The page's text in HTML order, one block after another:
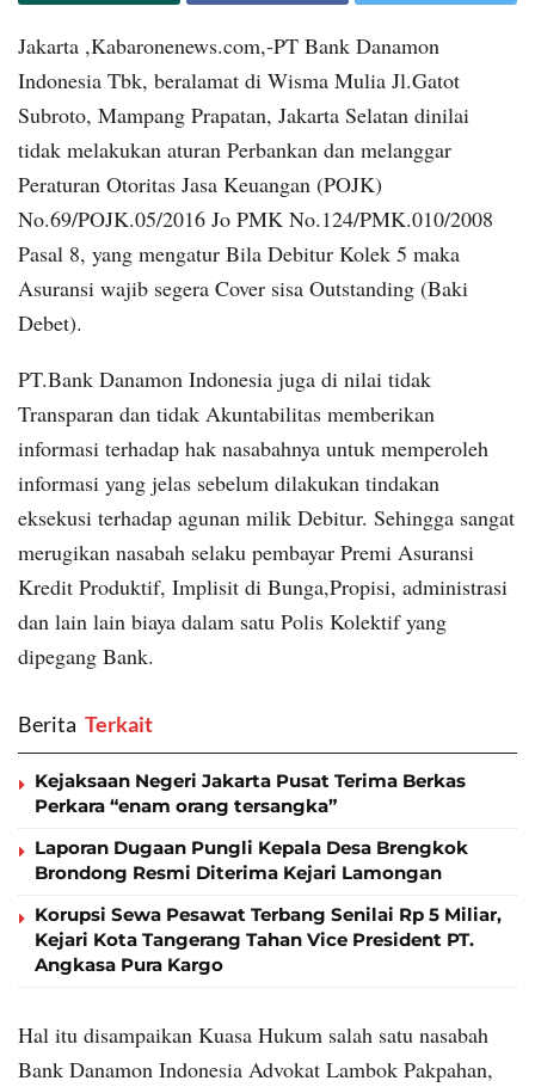
Jakarta ,Kabaronenews.com,-PT Bank Danamon
Indonesia Tbk, beralamat di Wisma Mulia Jl.Gatot
Subroto, Mampang Prapatan, Jakarta Selatan dinilai
tidak melakukan aturan Perbankan dan melanggar
Peraturan Otoritas Jasa Keuangan (POJK)
No.69/POJK.05/2016 Jo PMK No.124/PMK.010/2008
Pasal 8, yang mengatur Bila Debitur Kolek 5 maka
Asuransi wajib segera Cover sisa Outstanding (Baki
Debet).
PT.Bank Danamon Indonesia juga di nilai tidak
Transparan dan tidak Akuntabilitas memberikan
informasi terhadap hak nasabahnya untuk memperoleh
informasi yang jelas sebelum dilakukan tindakan
eksekusi terhadap agunan milik Debitur. Sehingga sangat
merugikan nasabah selaku pembayar Premi Asuransi
Kredit Produktif, Implisit di Bunga,Propisi, administrasi
dan lain lain biaya dalam satu Polis Kolektif yang
dipegang Bank.
Berita ‎ Terkait
Kejaksaan Negeri Jakarta Pusat Terima Berkas
Perkara “enam orang tersangka”
Laporan Dugaan Pungli Kepala Desa Brengkok
Brondong Resmi Diterima Kejari Lamongan
Korupsi Sewa Pesawat Terbang Senilai Rp 5 Miliar,
Kejari Kota Tangerang Tahan Vice President PT.
Angkasa Pura Kargo
Hal itu disampaikan Kuasa Hukum salah satu nasabah
Bank Danamon Indonesia Advokat Lambok Pakpahan,